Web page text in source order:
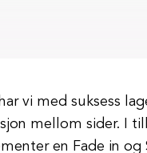
vi med suksess
mellom sider. I
en Fade in og